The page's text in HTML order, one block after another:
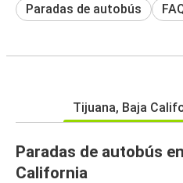
Paradas de autobús
Tijuana, Baja
Paradas de autobús
California